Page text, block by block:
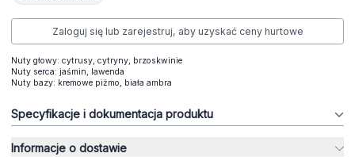
Zaloguj się lub zarejestruj, aby uzyskać ceny hurtowe
Nuty głowy: cytrusy, cytryny, brzoskwinie
Nuty serca: jaśmin, lawenda
Nuty bazy: kremowe piżmo, biała ambra
Specyfikacje i dokumentacja produktu
Informacje o dostawie